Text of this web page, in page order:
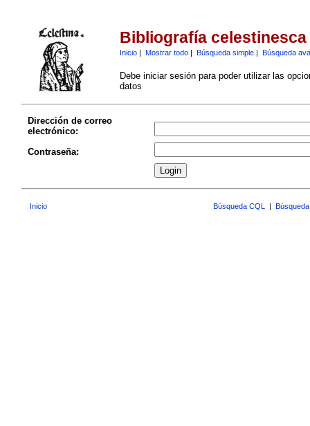
Bibliografía celestinesca
Inicio| Mostrar todo| Búsqueda simple| Búsqueda
Debe iniciar sesión para poder utilizar las
datos
Dirección de correo
electrónico:
Contraseña:
Inicio Búsqueda CQL |